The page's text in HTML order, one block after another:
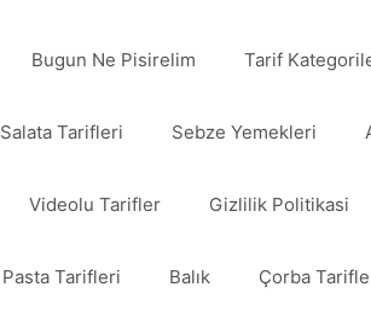
Bugun Ne Pisirelim Tarif
Salata Tarifleri Sebze Yemekleri
Videolu Tarifler Gizlilik Politikasi
Pasta Tarifleri Balık Çorba